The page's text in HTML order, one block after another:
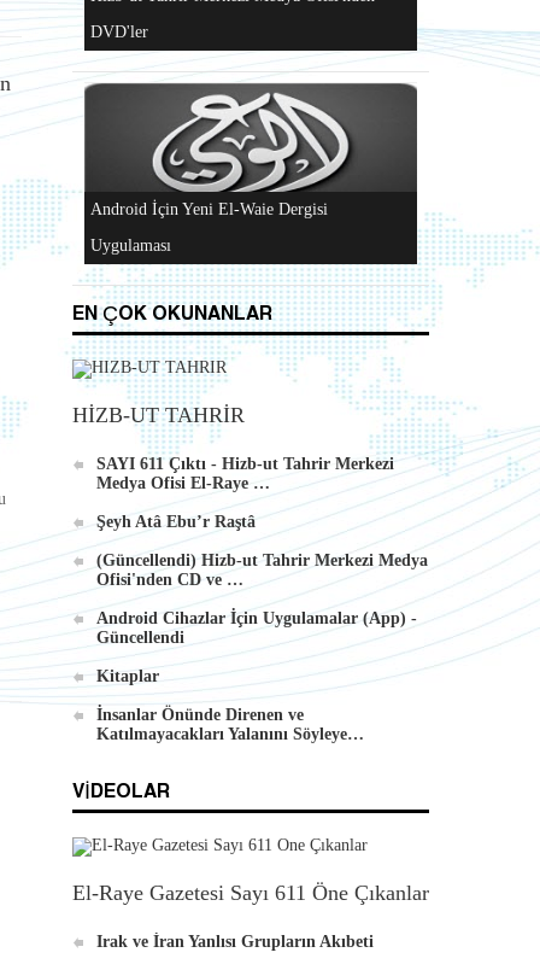
DVD'ler
Android İçin Yeni El-Waie Dergisi
Uygulaması
EN ÇOK OKUNANLAR
HİZB-UT TAHRİR
SAYI 611 Çıktı - Hizb-ut Tahrir Merkezi
Medya Ofisi El-Raye …
Şeyh Atâ Ebu’r Raştâ
(Güncellendi) Hizb-ut Tahrir Merkezi Medya
Ofisi'nden CD ve …
Android Cihazlar İçin Uygulamalar (App) -
Güncellendi
Kitaplar
İnsanlar Önünde Direnen ve
Katılmayacakları Yalanını Söyleye…
VIDEOLAR
El-Raye Gazetesi Sayı 611 Öne Çıkanlar
Irak ve İran Yanlısı Grupların Akıbeti